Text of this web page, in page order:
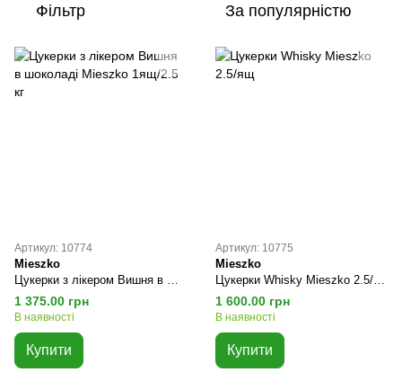
Фільтр За популярністю
Артикул: 10774
Mieszko
1 375.00 грн
В наявності
Купити
Артикул: 10775
Mieszko
1 600.00 грн
В наявності
Купити